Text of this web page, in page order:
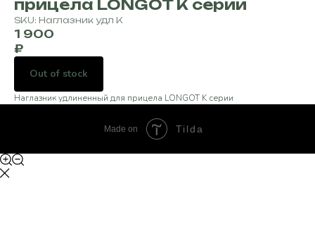
прицела LONGOT K серии
SKU: Наглазник удл К
1 900
₽
Out of stock
Наглазник удлиненный для прицела LONGOT K серии
Made on Tilda